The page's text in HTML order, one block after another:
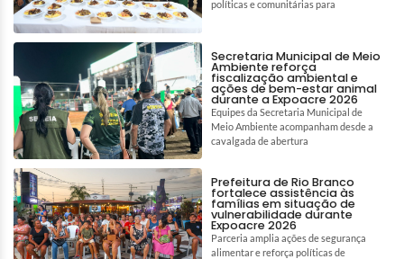
políticas e comunitárias para
Secretaria Municipal de Meio
Ambiente reforça
fiscalização ambiental e
ações de bem-estar animal
durante a Expoacre 2026
Equipes da Secretaria Municipal de
Meio Ambiente acompanham desde a
cavalgada de abertura
Prefeitura de Rio Branco
fortalece assistência às
famílias em situação de
vulnerabilidade durante
Expoacre 2026
Parceria amplia ações de segurança
alimentar e reforça políticas de